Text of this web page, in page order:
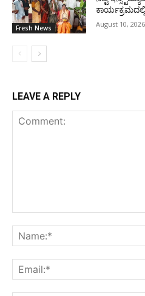
Fresh News August 10, 2026
LEAVE A REPLY